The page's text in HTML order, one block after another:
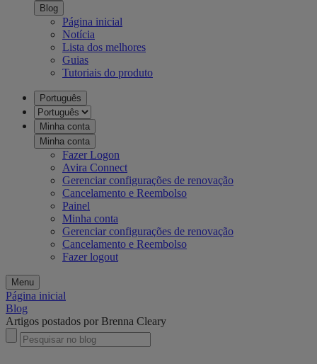
Blog
Página inicial
Notícia
Lista dos melhores
Guias
Tutoriais do produto
Português
Minha conta
Minha conta
Fazer Logon
Avira Connect
Gerenciar configurações de renovação
Cancelamento e Reembolso
Painel
Minha conta
Gerenciar configurações de renovação
Cancelamento e Reembolso
Fazer logout
Menu
Página inicial
Blog
Artigos postados por Brenna Cleary